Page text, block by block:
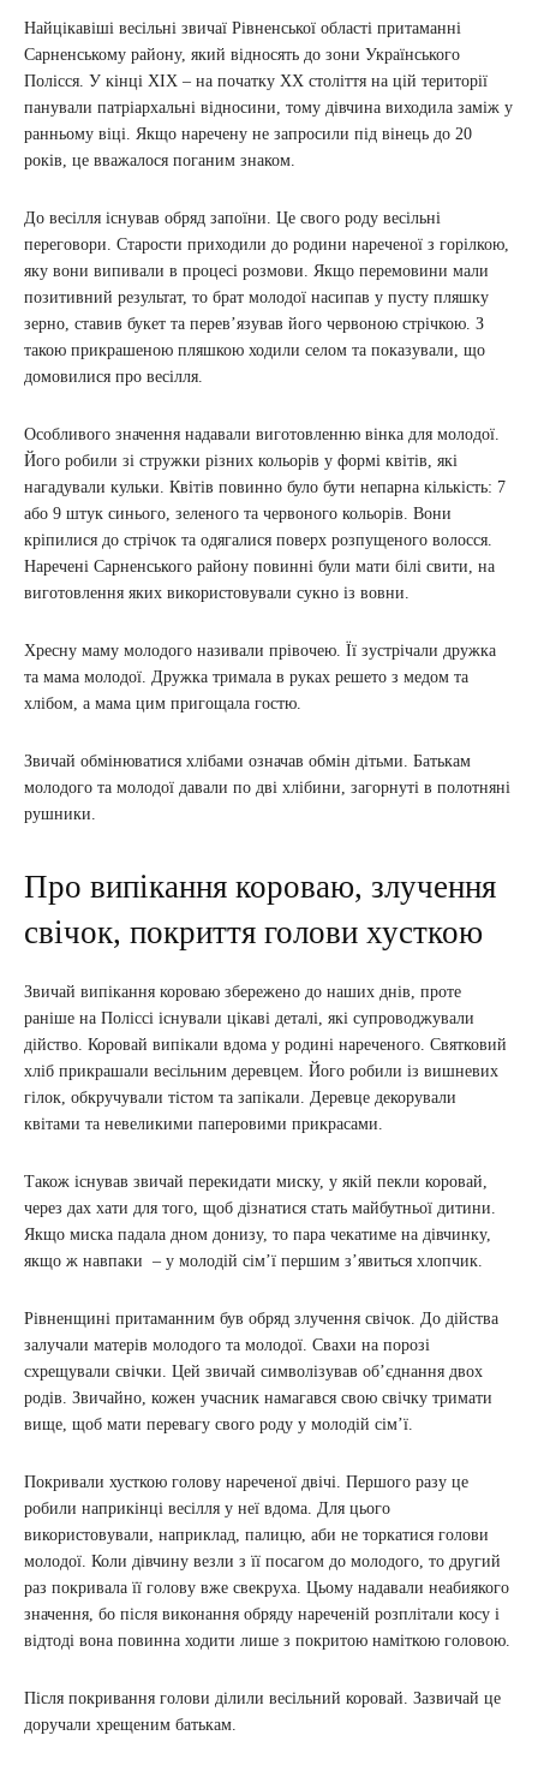
Найцікавіші весільні звичаї Рівненської області притаманні
Сарненському району, який відносять до зони Українського
Полісся. У кінці XIX – на початку ХХ століття на цій території
панували патріархальні відносини, тому дівчина виходила заміж у
ранньому віці. Якщо наречену не запросили під вінець до 20
років, це вважалося поганим знаком.
До весілля існував обряд запоїни. Це свого роду весільні
переговори. Старости приходили до родини нареченої з горілкою,
яку вони випивали в процесі розмови. Якщо перемовини мали
позитивний результат, то брат молодої насипав у пусту пляшку
зерно, ставив букет та перев’язував його червоною стрічкою. З
такою прикрашеною пляшкою ходили селом та показували, що
домовилися про весілля.
Особливого значення надавали виготовленню вінка для молодої.
Його робили зі стружки різних кольорів у формі квітів, які
нагадували кульки. Квітів повинно було бути непарна кількість: 7
або 9 штук синього, зеленого та червоного кольорів. Вони
кріпилися до стрічок та одягалися поверх розпущеного волосся.
Наречені Сарненського району повинні були мати білі свити, на
виготовлення яких використовували сукно із вовни.
Хресну маму молодого називали прівочею. Її зустрічали дружка
та мама молодої. Дружка тримала в руках решето з медом та
хлібом, а мама цим пригощала гостю.
Звичай обмінюватися хлібами означав обмін дітьми. Батькам
молодого та молодої давали по дві хлібини, загорнуті в полотняні
рушники.
Про випікання короваю, злучення
свічок, покриття голови хусткою
Звичай випікання короваю збережено до наших днів, проте
раніше на Поліссі існували цікаві деталі, які супроводжували
дійство. Коровай випікали вдома у родині нареченого. Святковий
хліб прикрашали весільним деревцем. Його робили із вишневих
гілок, обкручували тістом та запікали. Деревце декорували
квітами та невеликими паперовими прикрасами.
Також існував звичай перекидати миску, у якій пекли коровай,
через дах хати для того, щоб дізнатися стать майбутньої дитини.
Якщо миска падала дном донизу, то пара чекатиме на дівчинку,
якщо ж навпаки – у молодій сім’ї першим з’явиться хлопчик.
Рівненщині притаманним був обряд злучення свічок. До дійства
залучали матерів молодого та молодої. Свахи на порозі
схрещували свічки. Цей звичай символізував об’єднання двох
родів. Звичайно, кожен учасник намагався свою свічку тримати
вище, щоб мати перевагу свого роду у молодій сім’ї.
Покривали хусткою голову нареченої двічі. Першого разу це
робили наприкінці весілля у неї вдома. Для цього
використовували, наприклад, палицю, аби не торкатися голови
молодої. Коли дівчину везли з її посагом до молодого, то другий
раз покривала її голову вже свекруха. Цьому надавали неабиякого
значення, бо після виконання обряду нареченій розплітали косу і
відтоді вона повинна ходити лише з покритою наміткою головою.
Після покривання голови ділили весільний коровай. Зазвичай це
доручали хрещеним батькам.